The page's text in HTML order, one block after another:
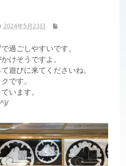
2024年5月23日
過ごしやすいです。
けそうですよ。
遊びに来てくださいね。
です。
います。